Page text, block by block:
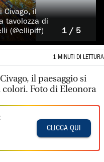
Civago, il
tavolozza di
(@ellipiff)
1 / 5
1 MINUTI DI LETTURA
il paesaggio si
Foto di Eleonora
CLICCA QUI